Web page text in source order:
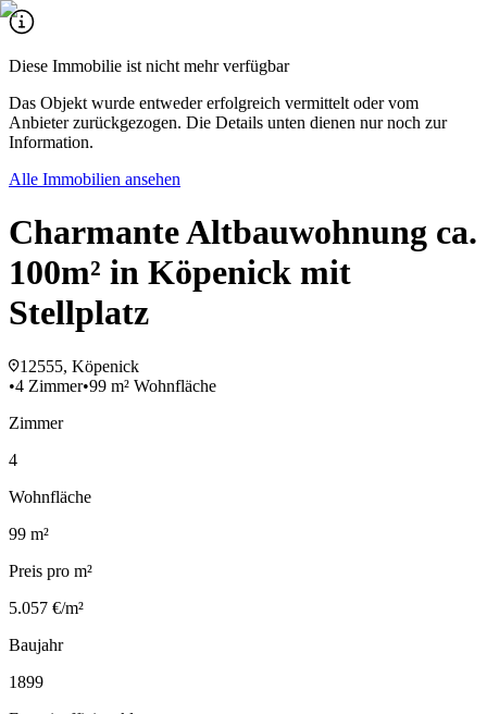
Diese Immobilie ist nicht mehr verfügbar
Das Objekt wurde entweder erfolgreich vermittelt oder vom
Anbieter zurückgezogen. Die Details unten dienen nur noch zur
Information.
Alle Immobilien ansehen
Charmante Altbauwohnung ca.
100m² in Köpenick mit
Stellplatz
12555, Köpenick
•4 Zimmer•99 m² Wohnfläche
Zimmer
4
Wohnfläche
99 m²
Preis pro m²
5.057 €/m²
Baujahr
1899